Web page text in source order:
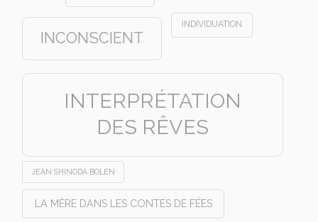
INCONSCIENT
INDIVIDUATION
INTERPRÉTATION
DES RÊVES
JEAN SHINODA BOLEN
LA MÈRE DANS LES CONTES DE FÉES